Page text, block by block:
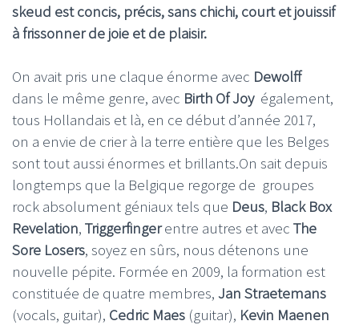
skeud est concis, précis, sans chichi, court et jouissif
à frissonner de joie et de plaisir.
On avait pris une claque énorme avec Dewolff
dans le même genre, avec Birth Of Joyégalement,
tous Hollandais et là, en ce début d’année 2017,
on a envie de crier à la terre entière que les Belges
sont tout aussi énormes et brillants.On sait depuis
longtemps que la Belgique regorge de groupes
rock absolument géniaux tels que Deus, Black Box
Revelation, Triggerfingerentre autres et avec The
Sore Losers, soyez en sûrs, nous détenons une
nouvelle pépite. Formée en 2009, la formation est
constituée de quatre membres, Jan Straetemans
(vocals, guitar), Cedric Maes (guitar), Kevin Maenen